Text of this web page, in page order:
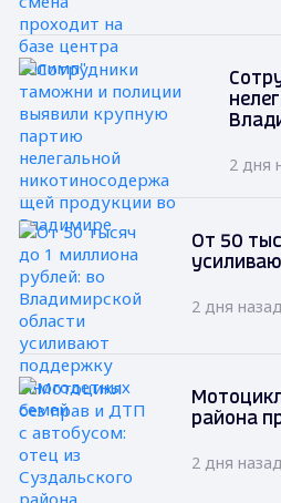
2 дня
От 50
2 дня назад
района
2 дня назад